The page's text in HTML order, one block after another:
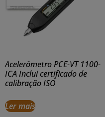
Acelerômetro PCE-VT 1100-
ICA Inclui certificado de
calibração ISO
Ler mais